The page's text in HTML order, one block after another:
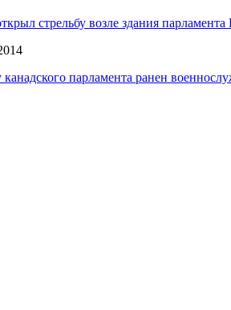
стрельбу возле здания
канадского парламента ранен